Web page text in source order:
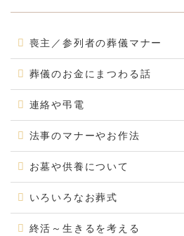
喪主／参列者の葬儀マナー
葬儀のお金にまつわる話
連絡や弔電
法事のマナーやお作法
お墓や供養について
いろいろなお葬式
終活～生きるを考える